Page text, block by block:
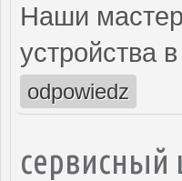
Наши
устройства
odpowiedz
сервисный